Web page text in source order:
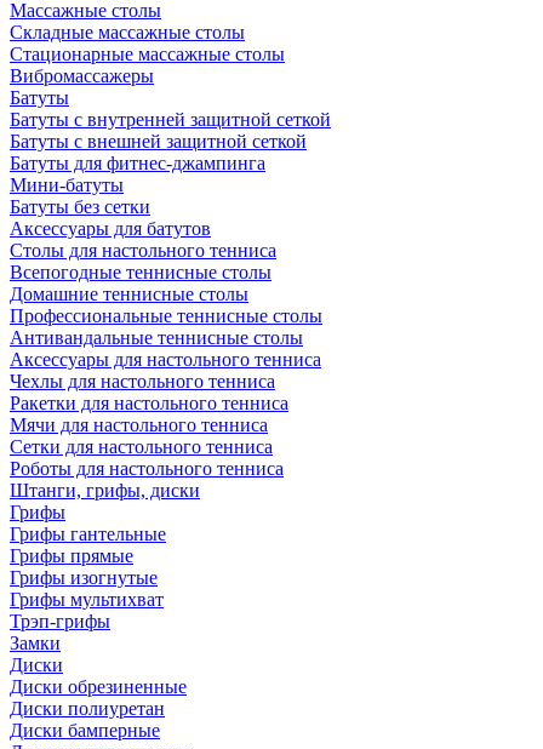
Массажные столы
Складные массажные столы
Стационарные массажные столы
Вибромассажеры
Батуты
Батуты с внутренней защитной сеткой
Батуты с внешней защитной сеткой
Батуты для фитнес-джампинга
Мини-батуты
Батуты без сетки
Аксессуары для батутов
Столы для настольного тенниса
Всепогодные теннисные столы
Домашние теннисные столы
Профессиональные теннисные столы
Антивандальные теннисные столы
Аксессуары для настольного тенниса
Чехлы для настольного тенниса
Ракетки для настольного тенниса
Мячи для настольного тенниса
Сетки для настольного тенниса
Роботы для настольного тенниса
Штанги, грифы, диски
Грифы
Грифы гантельные
Грифы прямые
Грифы изогнутые
Грифы мультихват
Трэп-грифы
Замки
Диски
Диски обрезиненные
Диски полиуретан
Диски бамперные